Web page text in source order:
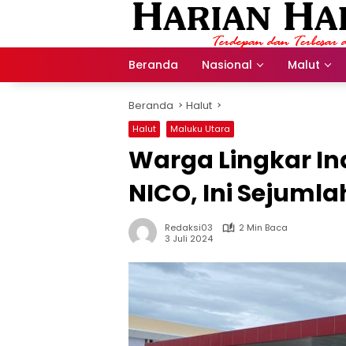
Beranda Nasional Malut
Beranda Halut
Halut Maluku Utara
Warga Lingkar
NICO, Ini
Redaksi03
2 Min Baca
3 Juli 2024